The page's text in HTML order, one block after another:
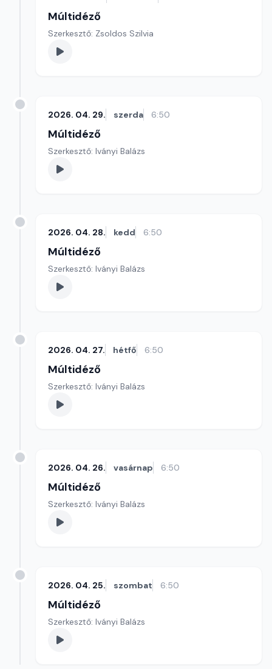
Múltidéző
Szerkesztő: Zsoldos Szilvia
2026. 04. 29. szerda 6:50
Múltidéző
Szerkesztő: Iványi Balázs
2026. 04. 28. kedd 6:50
Múltidéző
Szerkesztő: Iványi Balázs
2026. 04. 27. hétfő 6:50
Múltidéző
Szerkesztő: Iványi Balázs
2026. 04. 26. vasárnap 6:50
Múltidéző
Szerkesztő: Iványi Balázs
2026. 04. 25. szombat 6:50
Múltidéző
Szerkesztő: Iványi Balázs